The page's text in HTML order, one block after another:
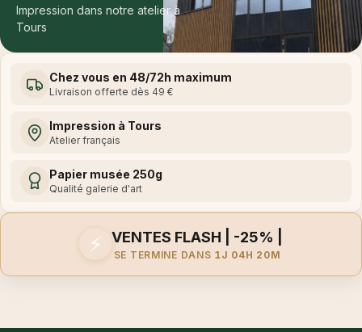
Impression dans notre atelier à
Tours
Chez vous en 48/72h maximum
Livraison offerte dès 49 €
Impression à Tours
Atelier français
Papier musée 250g
Qualité galerie d'art
⚡ VENTES FLASH | -25% |
SE TERMINE DANS 1J 04H 20M